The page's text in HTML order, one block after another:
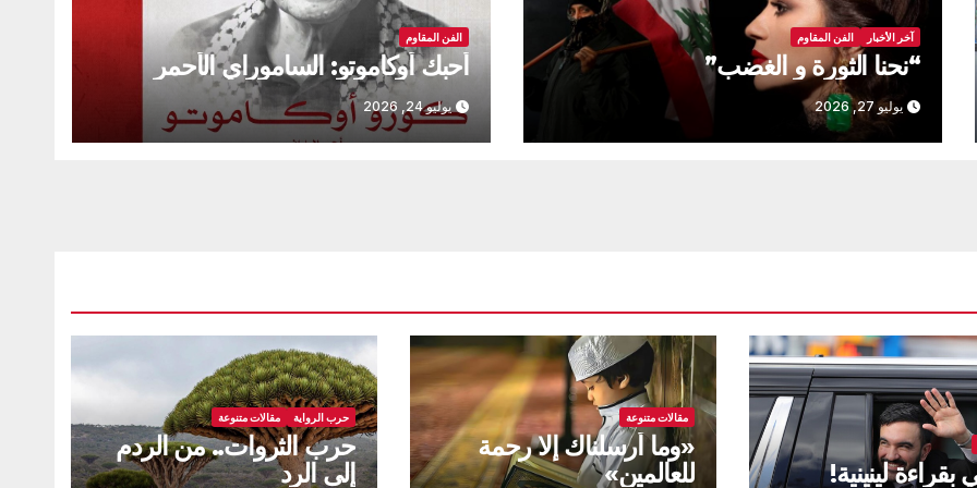
آخر الأخبار الفن المقاوم
“نحنا الثورة و الغضب”
يوليو 27, 2026
الفن المقاوم
أحبك أوكاموتو: الساموراي الأحمر
يوليو 24, 2026
بقراءة لينينية!
مقالات متنوعة
«وما أرسلناك إلا رحمة
للعالمين»
حرب الرواية مقالات متنوعة
حرب الثروات.. من الردم
إلى الرد